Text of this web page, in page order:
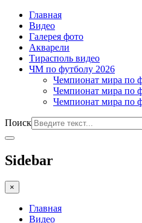
Главная
Видео
Галерея фото
Акварели
Тирасполь видео
ЧМ по футболу 2026
Чемпионат мира по
Чемпионат мира по
Чемпионат мира по
Поиск
Sidebar
×
Главная
Видео